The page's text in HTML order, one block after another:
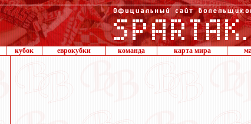
кубок еврокубки команда карта мира